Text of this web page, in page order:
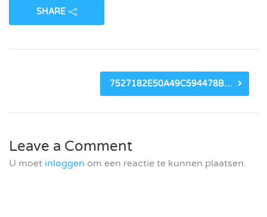
SHARE
7527182E50A49C594478B9E6B546747E6FA59567.JPG
Leave a Comment
U moet inloggen om een reactie te kunnen plaatsen.